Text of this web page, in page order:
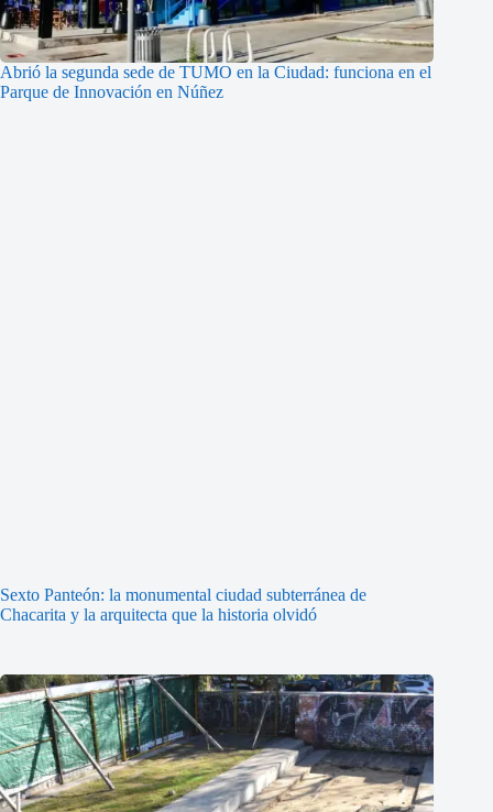
Abrió la segunda sede de TUMO en la Ciudad: funciona en el
Parque de Innovación en Núñez
Sexto Panteón: la monumental ciudad subterránea de
Chacarita y la arquitecta que la historia olvidó